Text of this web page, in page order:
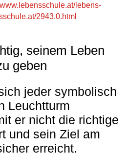
www.lebensschule.at/lebens-
2943.0.html
seinem Leben
geben
jeder symbolisch
Leuchtturm
er nicht die richtige
und sein Ziel am
erreicht.